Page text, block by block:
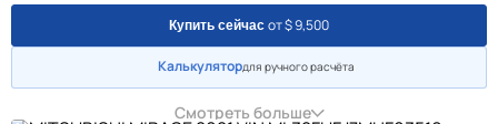
Купить сейчас от $ 9,500
Калькулятордля ручного расчёта
Смотреть больше